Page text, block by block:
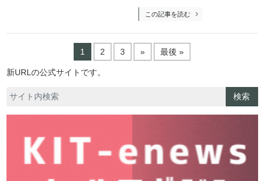
この記事を読む
1 2 3 » 最後 »
新URLの公式サイトです。
検索